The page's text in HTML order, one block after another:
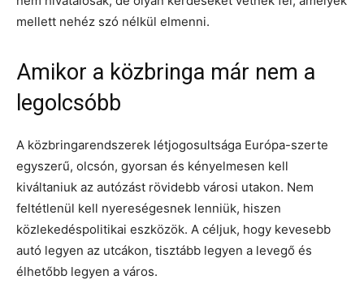
mellett nehéz szó nélkül elmenni.
Amikor a közbringa már nem a
legolcsóbb
A közbringarendszerek létjogosultsága Európa-szerte
egyszerű, olcsón, gyorsan és kényelmesen kell
kiváltaniuk az autózást rövidebb városi utakon. Nem
feltétlenül kell nyereségesnek lenniük, hiszen
közlekedéspolitikai eszközök. A céljuk, hogy kevesebb
autó legyen az utcákon, tisztább legyen a levegő és
élhetőbb legyen a város.